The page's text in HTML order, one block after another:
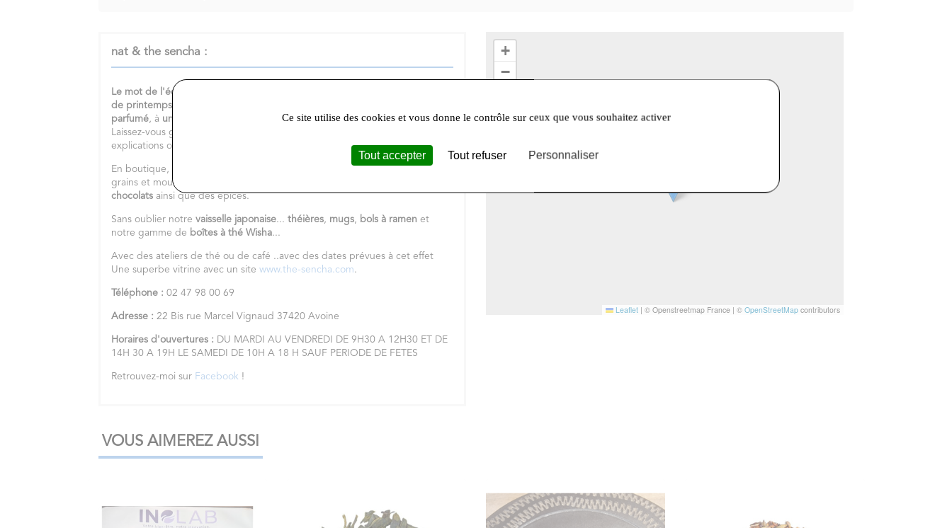
nat & the sencha :
Le mot de l'équipe :
de printemps
parfumé, à une infusion fruitée , ou encore vous cherchezun rooibos?
Laissez-vous guider et n'hésitez pas à me contacter pour un conseil, des
explications ou une idée cadeau.
En boutique, vous trouverez également une belle gamme de cafés bioen
grains et moulus sur place,
chocolats ainsi que des épices.
Sans oublier notre vaisselle japonaise...théières, mugs, bols à ramen et
notre gamme de boîtes à thé Wisha...
Avec des ateliers de thé ou de café ..avec des dates prévues à cet effet
Une superbe vitrine avec un sitewww.the-sencha.com.
Téléphone : 02 47 98 00 69
Adresse : 22 Bis rue Marcel Vignaud 37420 Avoine
Horaires d'ouvertures : DU MARDI AU VENDREDI DE 9H30 A 12H30 ET DE
14H 30 A 19H LE SAMEDI DE 10H A 18 H SAUF PERIODE DE FETES
Retrouvez-moi sur Facebook !
+
−
Leaflet | © Openstreetmap France | © OpenStreetMapcontributors
VOUS AIMEREZ AUSSI
Ce site utilise des cookies et vous donne le contrôle sur ceux que vous souhaitez activer
Tout accepter Tout refuser Personnaliser